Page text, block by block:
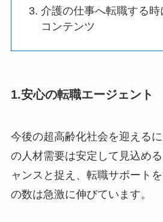
介護の仕事へ転職する
コンテンツ
1.安心の転職エージェント
今後の超高齢化社会を迎える
の人材需要は安定して見込め
ャンスと捉え、転職サポート
の数は急激に伸びています。